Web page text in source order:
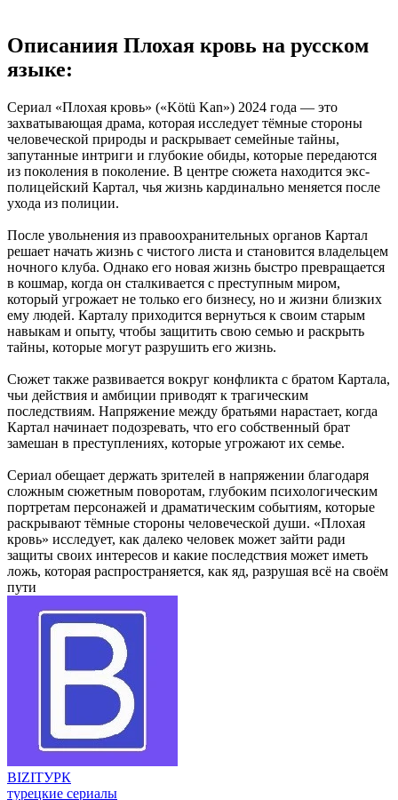
Описаниия Плохая кровь на русском
языке:
Сериал «Плохая кровь» («Kötü Kan») 2024 года — это
захватывающая драма, которая исследует тёмные стороны
человеческой природы и раскрывает семейные тайны,
запутанные интриги и глубокие обиды, которые передаются
из поколения в поколение. В центре сюжета находится экс-
полицейский Картал, чья жизнь кардинально меняется после
ухода из полиции.
После увольнения из правоохранительных органов Картал
решает начать жизнь с чистого листа и становится владельцем
ночного клуба. Однако его новая жизнь быстро превращается
в кошмар, когда он сталкивается с преступным миром,
который угрожает не только его бизнесу, но и жизни близких
ему людей. Карталу приходится вернуться к своим старым
навыкам и опыту, чтобы защитить свою семью и раскрыть
тайны, которые могут разрушить его жизнь.
Сюжет также развивается вокруг конфликта с братом Картала,
чьи действия и амбиции приводят к трагическим
последствиям. Напряжение между братьями нарастает, когда
Картал начинает подозревать, что его собственный брат
замешан в преступлениях, которые угрожают их семье.
Сериал обещает держать зрителей в напряжении благодаря
сложным сюжетным поворотам, глубоким психологическим
портретам персонажей и драматическим событиям, которые
раскрывают тёмные стороны человеческой души. «Плохая
кровь» исследует, как далеко человек может зайти ради
защиты своих интересов и какие последствия может иметь
ложь, которая распространяется, как яд, разрушая всё на своём
пути​
BIZIТУРК
турецкие сериалы